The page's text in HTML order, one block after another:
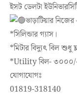
ইসট ডেলটা
ভাড়াটিয়ার নিজের
*সিলিন্ডার গ্যাস।
*মিটার বিদ্যুৎ বিল শুধু
*Utility বিল-
যোগাযোগঃ
01819-318140